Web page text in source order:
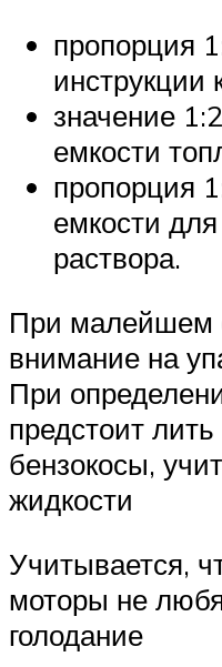
пропорция
инструкции
значение
емкости
пропорция
емкости
раствора.
При малейшем
внимание на
При
предстоит
бензокосы,
жидкости
Учитывается,
моторы не
голодание